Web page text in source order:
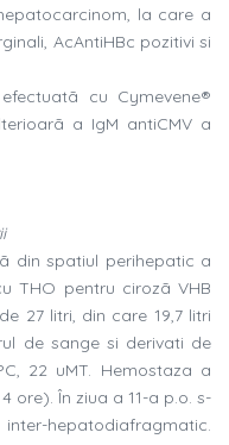
la care a
AcAntiHBc pozitivi si
cu Cymevene®
a IgM antiCMV a
din spatiul perihepatic a
THO pentru cirozã VHB
27 litri, din care 19,7 litri
de sange si derivati de
22 uMT. Hemostaza a
ore). În ziua a 11-a p.o. s-
hepatodiafragmatic.